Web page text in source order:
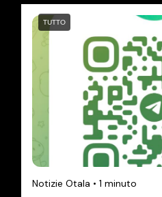
TUTTO
Notizie Otala • 1 minuto